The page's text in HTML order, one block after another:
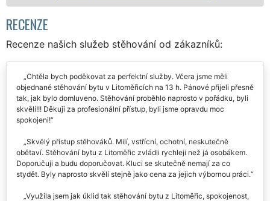
RECENZE
Recenze našich služeb stěhování od zákazníků:
Chtěla bych poděkovat za perfektní služby. Včera jsme měli
objednané stěhování bytu v Litoměřicích na 13 h. Pánové přijeli přesně
tak, jak bylo domluveno. Stěhování proběhlo naprosto v pořádku, byli
skvělí!!! Děkuji za profesionální přístup, byli jsme opravdu moc
spokojeni!
Skvělý přístup stěhováků. Milí, vstřícní, ochotní, neskutečně
obětaví. Stěhování bytu z Litoměřic zvládli rychleji než já osobákem.
Doporučuji a budu doporučovat. Kluci se skutečně nemají za co
stydět. Byly naprosto skvělí stejně jako cena za jejich výbornou práci.
Využila jsem jak úklid tak stěhování bytu z Litoměřic, spokojenost,